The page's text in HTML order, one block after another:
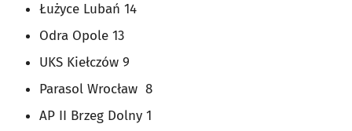
Łużyce Lubań 14
Odra Opole 13
UKS Kiełczów 9
Parasol Wrocław 8
AP II Brzeg Dolny 1